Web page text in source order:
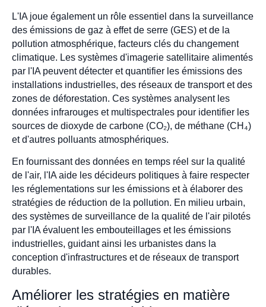
L'IA joue également un rôle essentiel dans la surveillance
des émissions de gaz à effet de serre (GES) et de la
pollution atmosphérique, facteurs clés du changement
climatique. Les systèmes d'imagerie satellitaire alimentés
par l'IA peuvent détecter et quantifier les émissions des
installations industrielles, des réseaux de transport et des
zones de déforestation. Ces systèmes analysent les
données infrarouges et multispectrales pour identifier les
sources de dioxyde de carbone (CO₂), de méthane (CH₄)
et d'autres polluants atmosphériques.
En fournissant des données en temps réel sur la qualité
de l'air, l'IA aide les décideurs politiques à faire respecter
les réglementations sur les émissions et à élaborer des
stratégies de réduction de la pollution. En milieu urbain,
des systèmes de surveillance de la qualité de l'air pilotés
par l'IA évaluent les embouteillages et les émissions
industrielles, guidant ainsi les urbanistes dans la
conception d'infrastructures et de réseaux de transport
durables.
Améliorer les stratégies en matière